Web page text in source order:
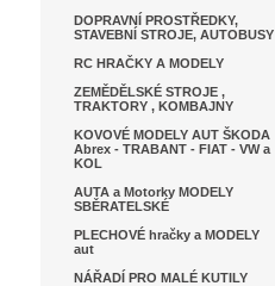
DOPRAVNÍ PROSTŘEDKY,
STAVEBNÍ STROJE, AUTOBUSY
RC HRAČKY A MODELY
ZEMĚDĚLSKÉ STROJE ,
TRAKTORY , KOMBAJNY
KOVOVÉ MODELY AUT ŠKODA
Abrex - TRABANT - FIAT - VW a
KOL
AUTA a Motorky MODELY
SBĚRATELSKÉ
PLECHOVÉ hračky a MODELY
aut
NÁŘADÍ PRO MALÉ KUTILY